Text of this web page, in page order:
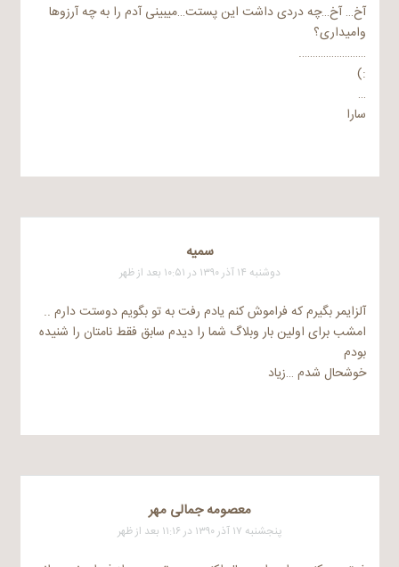
آخ… آخ…چه دردی داشت این پستت…میبینی آدم را به چه آرزوها
وامیداری؟
…………………….
:)
…
سارا
سميه
دوشنبه ۱۴ آذر ۱۳۹۰ در ۱۰:۵۱ بعد از ظهر
آلزایمر بگیرم که فراموش کنم یادم رفت به تو بگویم دوستت دارم ..
امشب برای اولین بار وبلاگ شما را دیدم سابق فقط نامتان را شنیده
بودم
خوشحال شدم …زیاد
معصومه جمالی مهر
پنجشنبه ۱۷ آذر ۱۳۹۰ در ۱۱:۱۶ بعد از ظهر